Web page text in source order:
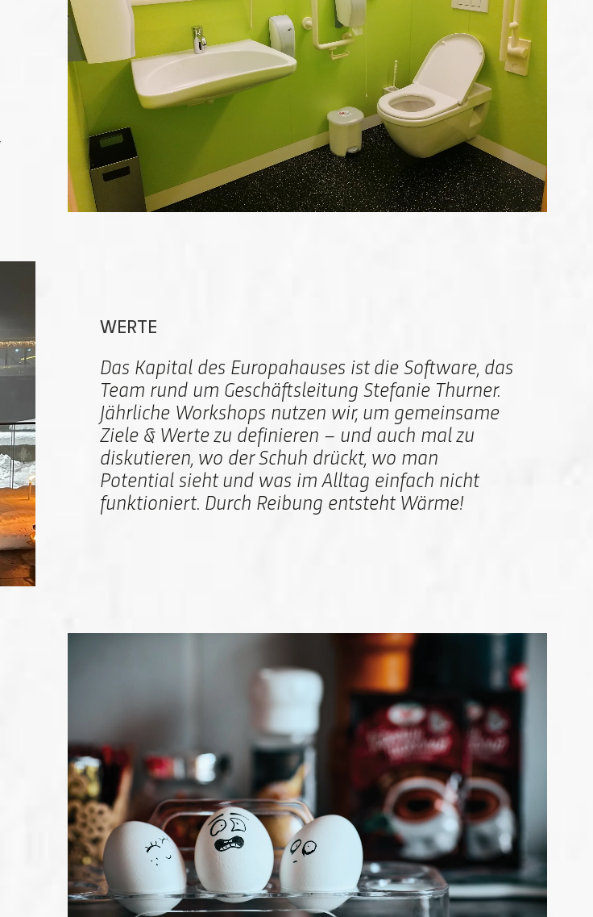
WERTE
Das Kapital des Europahauses ist die Software, das
Team rund um Geschäftsleitung Stefanie Thurner.
Jährliche Workshops nutzen wir, um gemeinsame
Ziele & Werte zu definieren – und auch mal zu
diskutieren, wo der Schuh drückt, wo man
Potential sieht und was im Alltag einfach nicht
funktioniert. Durch Reibung entsteht Wärme!